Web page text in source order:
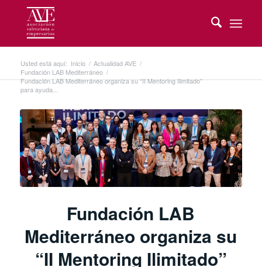
Usted está aquí: Inicio / Actualidad AVE /
Fundación LAB Mediterráneo /
Fundación LAB Mediterráneo organiza su “II Mentoring Ilimitado”
para ayuda...
Fundación LAB
Mediterráneo organiza su
“II Mentoring Ilimitado”